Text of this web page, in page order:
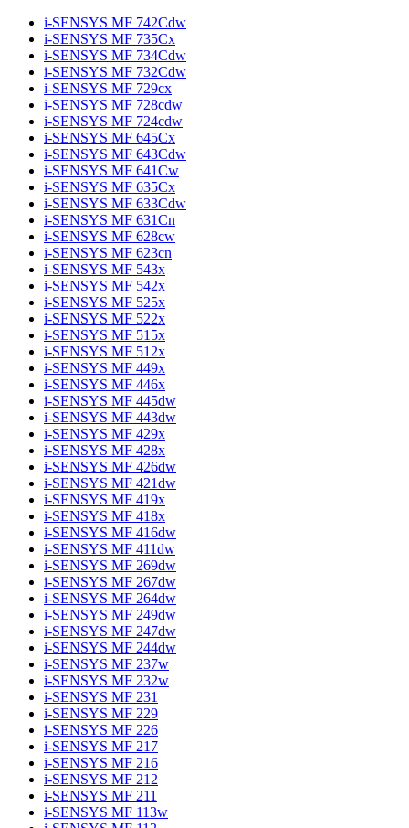
i-SENSYS MF 742Cdw
i-SENSYS MF 735Cx
i-SENSYS MF 734Cdw
i-SENSYS MF 732Cdw
i-SENSYS MF 729cx
i-SENSYS MF 728cdw
i-SENSYS MF 724cdw
i-SENSYS MF 645Cx
i-SENSYS MF 643Cdw
i-SENSYS MF 641Cw
i-SENSYS MF 635Cx
i-SENSYS MF 633Cdw
i-SENSYS MF 631Cn
i-SENSYS MF 628cw
i-SENSYS MF 623cn
i-SENSYS MF 543x
i-SENSYS MF 542x
i-SENSYS MF 525x
i-SENSYS MF 522x
i-SENSYS MF 515x
i-SENSYS MF 512x
i-SENSYS MF 449x
i-SENSYS MF 446x
i-SENSYS MF 445dw
i-SENSYS MF 443dw
i-SENSYS MF 429x
i-SENSYS MF 428x
i-SENSYS MF 426dw
i-SENSYS MF 421dw
i-SENSYS MF 419x
i-SENSYS MF 418x
i-SENSYS MF 416dw
i-SENSYS MF 411dw
i-SENSYS MF 269dw
i-SENSYS MF 267dw
i-SENSYS MF 264dw
i-SENSYS MF 249dw
i-SENSYS MF 247dw
i-SENSYS MF 244dw
i-SENSYS MF 237w
i-SENSYS MF 232w
i-SENSYS MF 231
i-SENSYS MF 229
i-SENSYS MF 226
i-SENSYS MF 217
i-SENSYS MF 216
i-SENSYS MF 212
i-SENSYS MF 211
i-SENSYS MF 113w